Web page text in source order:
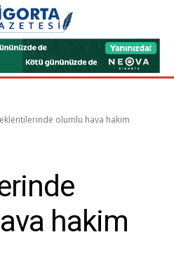
olumlu hava hakim
hakim